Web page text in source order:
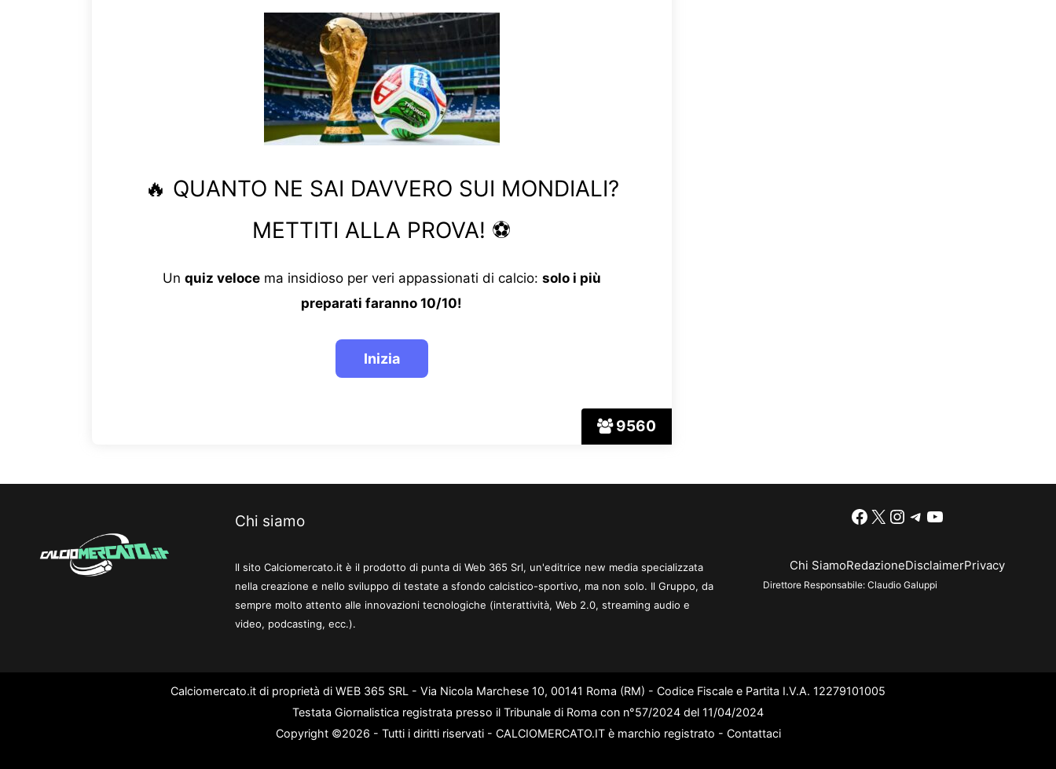
9560
🔥 QUANTO NE SAI DAVVERO SUI MONDIALI?
METTITI ALLA PROVA! ⚽
Un quiz velocema insidioso per veri appassionati di calcio: solo i più
preparati faranno 10/10!
Chi siamo
Il sito Calciomercato.it è il prodotto di punta di Web 365 Srl, un'editrice new media specializzata
nella creazione e nello sviluppo di testate a sfondo calcistico-sportivo, ma non solo. Il Gruppo, da
sempre molto attento alle innovazioni tecnologiche (interattività, Web 2.0, streaming audio e
video, podcasting, ecc.).
Facebook
X Instagram
Telegram
YouTube
Chi SiamoRedazioneDisclaimerPrivacy
Direttore Responsabile: Claudio Galuppi
Calciomercato.it di proprietà di WEB 365 SRL - Via Nicola Marchese 10, 00141 Roma (RM) - Codice Fiscale e Partita I.V.A. 12279101005
Testata Giornalistica registrata presso il Tribunale di Roma con n°57/2024 del 11/04/2024
Copyright ©2026 - Tutti i diritti riservati - CALCIOMERCATO.IT è marchio registrato - Contattaci